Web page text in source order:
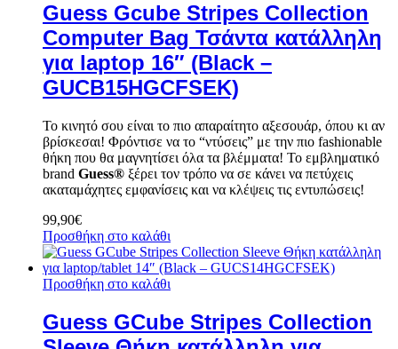
Guess Gcube Stripes Collection
Computer Bag Τσάντα κατάλληλη
για laptop 16″ (Black –
GUCB15HGCFSEK)
Το κινητό σου είναι το πιο απαραίτητο αξεσουάρ, όπου κι αν
βρίσκεσαι! Φρόντισε να το “ντύσεις” με την πιο fashionable
θήκη που θα μαγνητίσει όλα τα βλέμματα! Το εμβληματικό
brand Guess® ξέρει τον τρόπο να σε κάνει να πετύχεις
ακαταμάχητες εμφανίσεις και να κλέψεις τις εντυπώσεις!
99,90€
Προσθήκη στο καλάθι
Προσθήκη στο καλάθι
Guess GCube Stripes Collection